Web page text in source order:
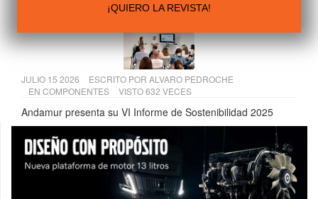
AMH comercializará las furgonetas eléctricas Farizon en
JULIO 15 2026 ESCRITO POR ALVARO PEDROCHE
EN COMPONENTES VISTO 632 VECES
Andamur presenta su VI Informe de Sostenibilidad 2025
¡QUIERO LA REVISTA!